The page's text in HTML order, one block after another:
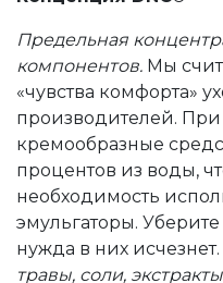
Предельная
компонентов. Мы
«чувства комфорта»
производителей. При
кремообразные
процентов из воды,
необходимость
эмульгаторы.
нужда в них
травы, соли,